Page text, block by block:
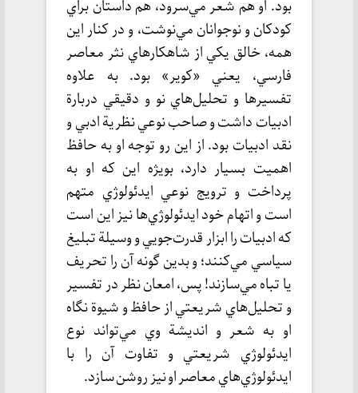
بود. او هم شعر مي‌سرود، هم داستان براي
كودكان و نوجوانان مي‌نوشت، و در كنار اين
همه، خالق يكي از شاهكارهاي نثر معاصر
فارسي، يعني «كوير» بود. به علاوه
تفسيرها و تحليل‌هاي نو و دقيقي دربارة
ادبيات داشت و صاحب نوعي نظرية ادبي و
نقد ادبيات بود. از اين رو توجه او به حافظ
اهميت بسيار دارد، بويژه اين كه او به
پرداخت و ترويج نوعي ايدئولوژي متهم
است و اتهام خود ايدئولوژي‌ها نيز اين است
كه ادبيات را ابزار قدرت‌جويي و وسيلة تبليغ
سياسي مي‌كنند؛ و بدين گونه آن را تحريف
يا تباه مي‌سازند! پس، امعان نظر در تفسير
و تحليل‌هاي شريعتي از حافظ و شيوة نگاه
او به شعر و انديشة وي مي‌تواند نوع
ايدئولوژي شريعتي و تفاوت آن را با
ايدئولوژي‌هاي معاصر او نيز روشن سازد.